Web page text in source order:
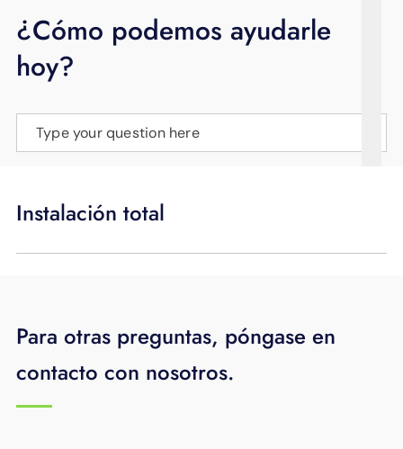
BLOG
APOYO
¿Cómo podemos ayudarle
hoy?
Type your question here
Instalación total
Para otras preguntas, póngase en
contacto con nosotros.